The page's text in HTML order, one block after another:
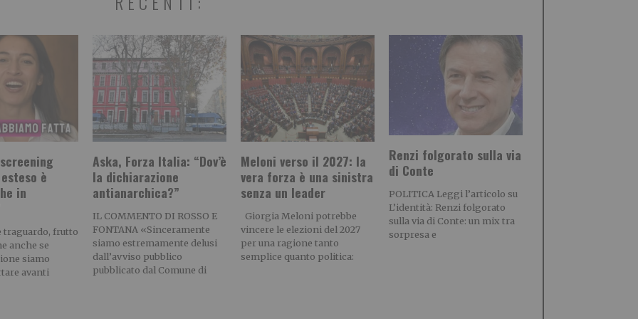
screening
esteso è
in
traguardo, frutto
anche se
siamo
avanti
Aska, Forza Italia: “Dov’è
la dichiarazione
antianarchica?”
IL COMMENTO DI ROSSO E
FONTANA «Sinceramente
siamo estremamente delusi
dall’avviso pubblico
pubblicato dal Comune di
Meloni verso il 2027: la
vera forza è una sinistra
senza un leader
Giorgia Meloni potrebbe
vincere le elezioni del 2027
per una ragione tanto
semplice quanto politica:
Renzi folgorato sulla via
di Conte
POLITICA Leggi l’articolo su
L’identità: Renzi folgorato
sulla via di Conte: un mix tra
sorpresa e